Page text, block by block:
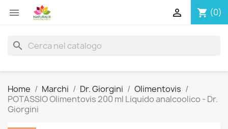
 shopping_cart (0)

search
Home Marchi Dr. Giorgini
Olimentovis
POTASSIO Olimentovis 200 ml Liquido analcoolico - Dr.
Giorgini